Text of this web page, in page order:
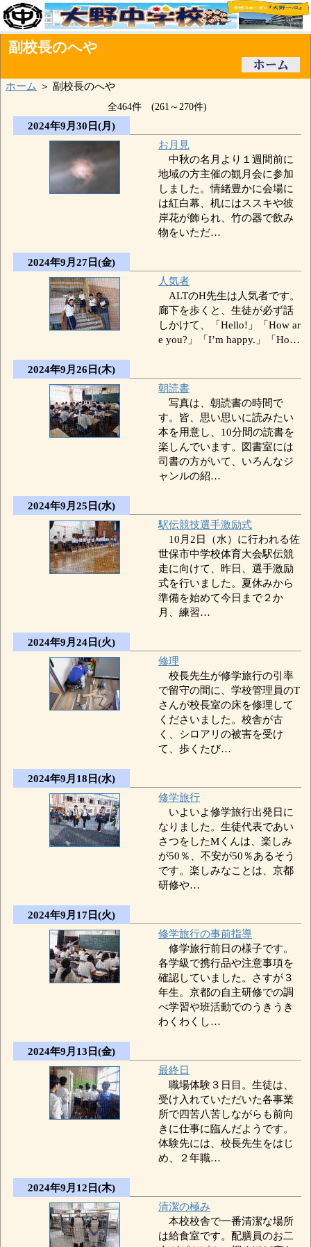
副校長のへや
ホーム ＞ 副校長のへや
全464件 (261～270件)
2024年9月30日(月)
お月見
中秋の名月より１週間前に
地域の方主催の観月会に参加
しました。情緒豊かに会場に
は紅白幕、机にはススキや彼
岸花が飾られ、竹の器で飲み
物をいただ…
2024年9月27日(金)
人気者
ALTのH先生は人気者です。
廊下を歩くと、生徒が必ず話
しかけて、「Hello!」「How ar
e you?」「I’m happy.」「Ho…
2024年9月26日(木)
朝読書
写真は、朝読書の時間で
す。皆、思い思いに読みたい
本を用意し、10分間の読書を
楽しんでいます。図書室には
司書の方がいて、いろんなジ
ャンルの紹…
2024年9月25日(水)
駅伝競技選手激励式
10月2日（水）に行われる佐
世保市中学校体育大会駅伝競
走に向けて、昨日、選手激励
式を行いました。夏休みから
準備を始めて今日まで２か
月、練習…
2024年9月24日(火)
修理
校長先生が修学旅行の引率
で留守の間に、学校管理員のT
さんが校長室の床を修理して
くださいました。校舎が古
く、シロアリの被害を受け
て、歩くたび…
2024年9月18日(水)
修学旅行
いよいよ修学旅行出発日に
なりました。生徒代表であい
さつをしたMくんは、楽しみ
が50％、不安が50％あるそう
です。楽しみなことは、京都
研修や…
2024年9月17日(火)
修学旅行の事前指導
修学旅行前日の様子です。
各学級で携行品や注意事項を
確認していました。さすが３
年生。京都の自主研修での調
べ学習や班活動でのうきうき
わくわくし…
2024年9月13日(金)
最終日
職場体験３日目。生徒は、
受け入れていただいた各事業
所で四苦八苦しながらも前向
きに仕事に臨んだようです。
体験先には、校長先生をはじ
め、２年職…
2024年9月12日(木)
清潔の極み
本校校舎で一番清潔な場所
は給食室です。配膳員のお二